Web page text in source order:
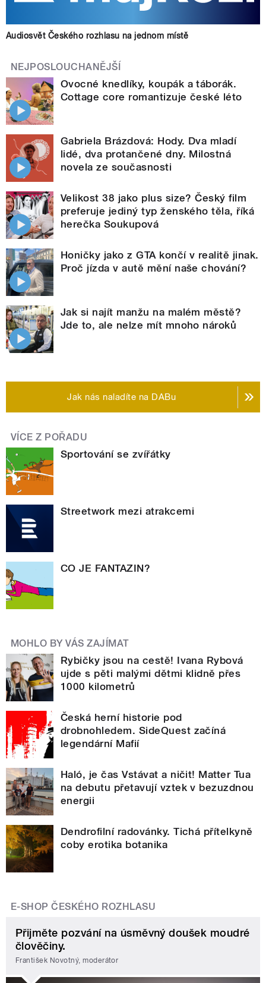
Audiosvět Českého rozhlasu na jednom místě
NEJPOSLOUCHANĚJŠÍ
Ovocné knedlíky, koupák a táborák.
Cottage core romantizuje české léto
Gabriela Brázdová: Hody. Dva mladí
lidé, dva protančené dny. Milostná
novela ze současnosti
Velikost 38 jako plus size? Český film
preferuje jediný typ ženského těla, říká
herečka Soukupová
Honičky jako z GTA končí v realitě jinak.
Proč jízda v autě mění naše chování?
Jak si najít manžu na malém městě?
Jde to, ale nelze mít mnoho nároků
Jak nás naladíte na DABu
VÍCE Z POŘADU
Sportování se zvířátky
Streetwork mezi atrakcemi
CO JE FANTAZIN?
MOHLO BY VÁS ZAJÍMAT
Rybičky jsou na cestě! Ivana Rybová
ujde s pěti malými dětmi klidně přes
1000 kilometrů
Česká herní historie pod
drobnohledem. SideQuest začíná
legendární Mafií
Haló, je čas Vstávat a ničit! Matter Tua
na debutu přetavují vztek v bezuzdnou
energii
Dendrofilní radovánky. Tichá přítelkyně
coby erotika botanika
E-SHOP ČESKÉHO ROZHLASU
Přijměte pozvání na úsměvný doušek moudré
člověčiny.
František Novotný, moderátor